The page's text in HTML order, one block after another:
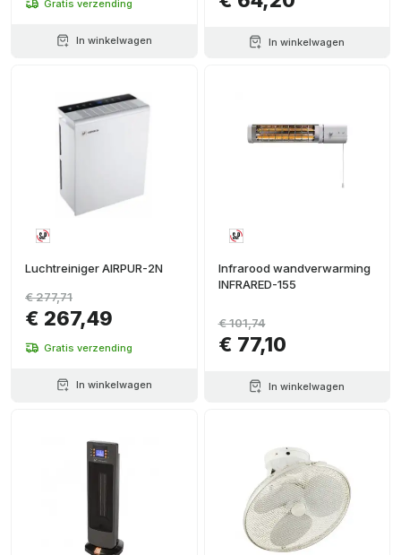
Gratis verzending
In winkelwagen In winkelwagen
Luchtreiniger AIRPUR-2N
€ 267,49
€ 277,71
Gratis verzending
In winkelwagen
Infrarood wandverwarming
INFRARED-155
€ 77,10
€ 101,74
In winkelwagen